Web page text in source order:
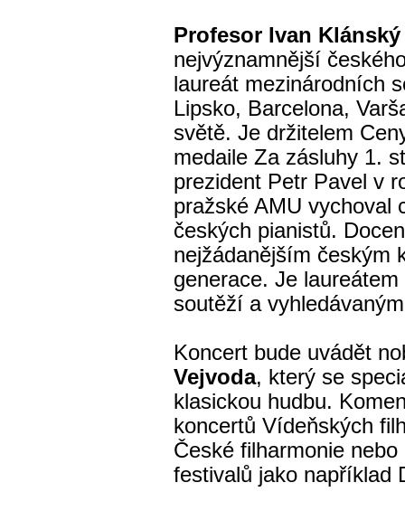
Profesor Ivan Klánský
nejvýznamnější
laureát mezinárodních
Lipsko, Barcelona,
světě. Je držitelem
medaile Za zásluhy 1.
prezident Petr Pavel v
pražské AMU vychoval
českých pianistů.
nejžádanějším českým
generace. Je
soutěží a
Koncert bude uvádět
Vejvoda, který se
klasickou hudbu.
koncertů Vídeňských
České filharmonie
festivalů jako například